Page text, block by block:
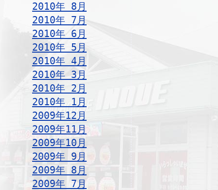
2010年 8月
2010年 7月
2010年 6月
2010年 5月
2010年 4月
2010年 3月
2010年 2月
2010年 1月
2009年12月
2009年11月
2009年10月
2009年 9月
2009年 8月
2009年 7月